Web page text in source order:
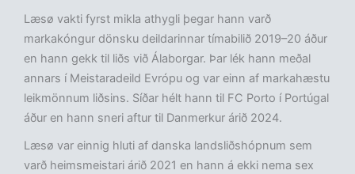
Læsø vakti fyrst mikla athygli þegar hann varð
markakóngur dönsku deildarinnar tímabilið 2019–20 áður
en hann gekk til liðs við Álaborgar. Þar lék hann meðal
annars í Meistaradeild Evrópu og var einn af markahæstu
leikmönnum liðsins. Síðar hélt hann til FC Porto í Portúgal
áður en hann sneri aftur til Danmerkur árið 2024.
Læsø var einnig hluti af danska landsliðshópnum sem
varð heimsmeistari árið 2021 en hann á ekki nema sex